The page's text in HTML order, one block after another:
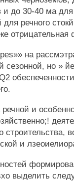
и до 30-40 ма
речного
на
сезонной, но »
речной и
строительства,
и
выделить